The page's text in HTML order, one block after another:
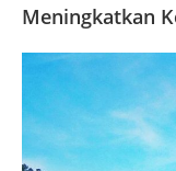
Meningkatkan